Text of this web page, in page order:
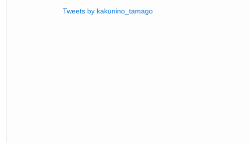
Tweets by kakunino_tamago